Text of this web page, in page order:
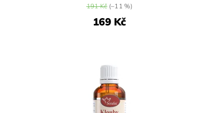
191 Kč(–11 %)
169 Kč